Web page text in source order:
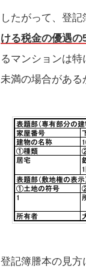
したがって、登
ける税金の優遇
るマンションは
未満の場合がある
登記簿謄本の見方